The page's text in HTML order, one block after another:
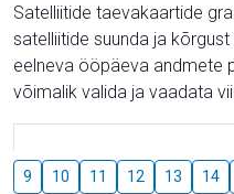
Satelliitide taevakaartide
satelliitide suunda ja
eelneva ööpäeva andmete
võimalik valida ja vaadata
9 10 11 12 13 14